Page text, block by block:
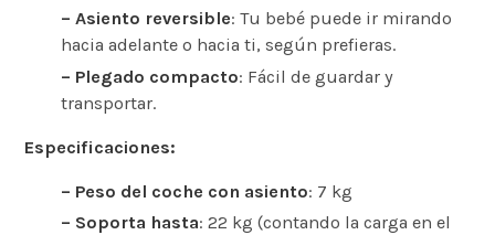
– Asiento reversible: Tu bebé puede ir mirando
hacia adelante o hacia ti, según prefieras.
– Plegado compacto: Fácil de guardar y
transportar.
Especificaciones:
– Peso del coche con asiento: 7 kg
– Soporta hasta: 22 kg (contando la carga en el